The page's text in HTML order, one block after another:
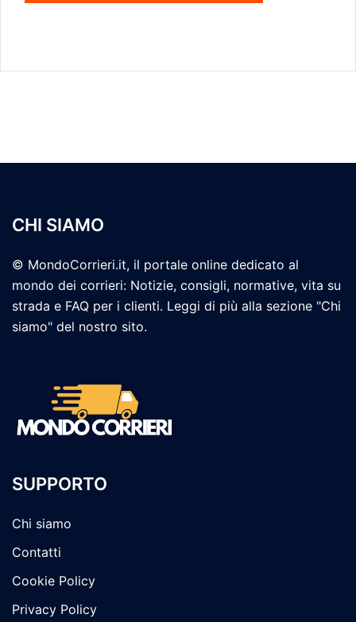
CHI SIAMO
© MondoCorrieri.it, il portale online dedicato al
mondo dei corrieri: Notizie, consigli, normative, vita su
strada e FAQ per i clienti. Leggi di più alla sezione "Chi
siamo" del nostro sito.
SUPPORTO
Chi siamo
Contatti
Cookie Policy
Privacy Policy